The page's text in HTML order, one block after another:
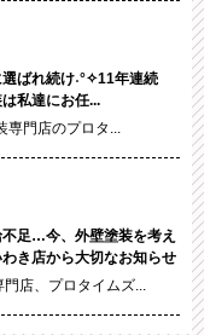
選ばれ続け˖°✧11年連続
私達にお任...
専門店のプロタ...
不足…今、外壁塗装を考え
き店から大切なお知らせ
店、プロタイムズ...